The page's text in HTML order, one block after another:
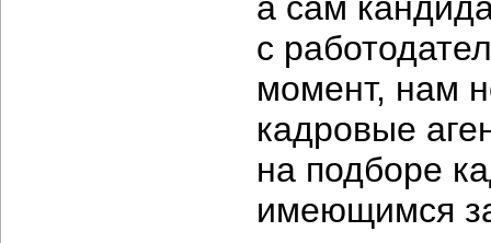
с
момент, нам
кадровые
на подборе
имеющимся